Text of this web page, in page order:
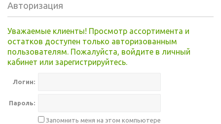
Авторизация
Уважаемые клиенты! Просмотр ассортимента и
остатков доступен только авторизованным
пользователям. Пожалуйста, войдите в личный
кабинет или зарегистрируйтесь.
Логин:
Пароль:
Запомнить меня на этом компьютере